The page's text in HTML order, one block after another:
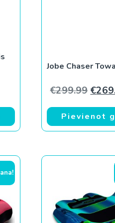
Jobe Chaser
€299.99 €
Pievienot